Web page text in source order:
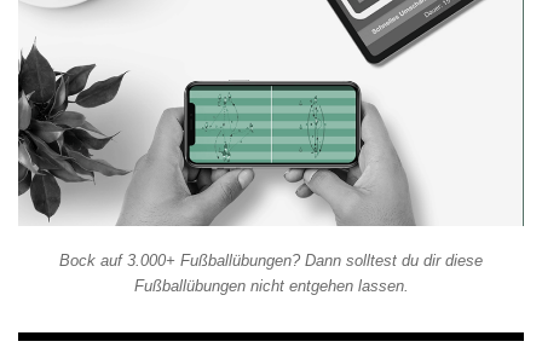
Bock auf 3.000+ Fußballübungen? Dann solltest du dir diese
Fußballübungen nicht entgehen lassen.